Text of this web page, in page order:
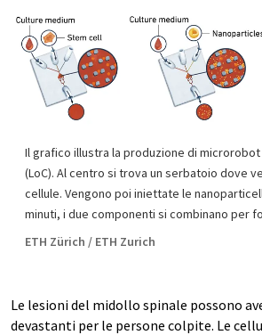
Il grafico illustra la produzione di microrobot
(LoC). Al centro si trova un serbatoio dove
cellule. Vengono poi iniettate le
minuti, i due componenti si combinano per
ETH Zürich / ETH Zurich
Le lesioni del midollo spinale possono
devastanti per le persone colpite. Le